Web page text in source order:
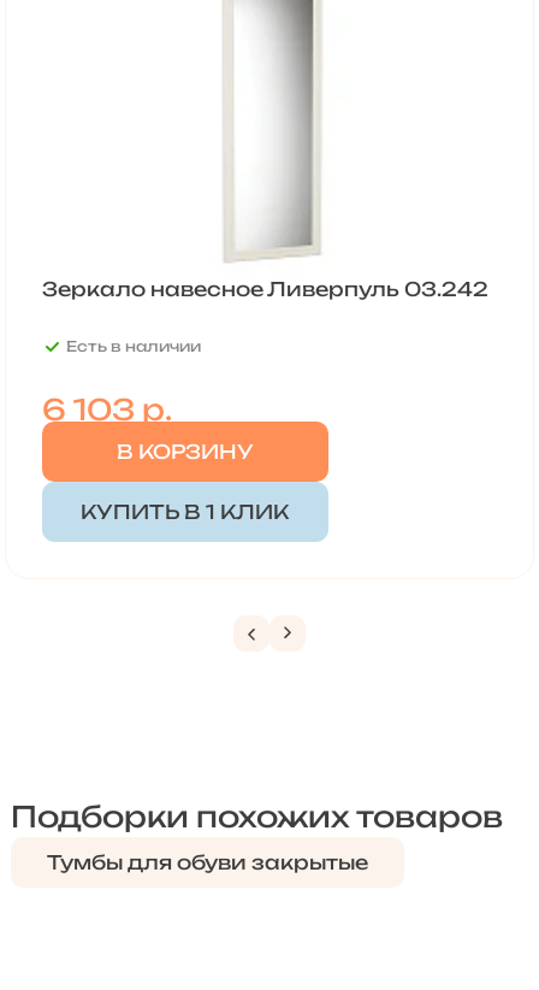
Зеркало навесное Ливерпуль 03.242
Есть в наличии
6 103 р.
В КОРЗИНУ
КУПИТЬ В 1 КЛИК
Подборки похожих товаров
Тумбы для обуви закрытые